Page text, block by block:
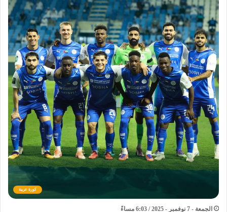
كورة عربية
الجمعة - 7 نوفمبر - 2025 / 6:03 مساءً